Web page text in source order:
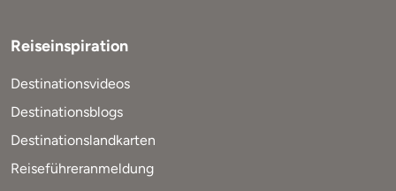
Reiseinspiration
Destinationsvideos
Destinationsblogs
Destinationslandkarten
Reiseführeranmeldung